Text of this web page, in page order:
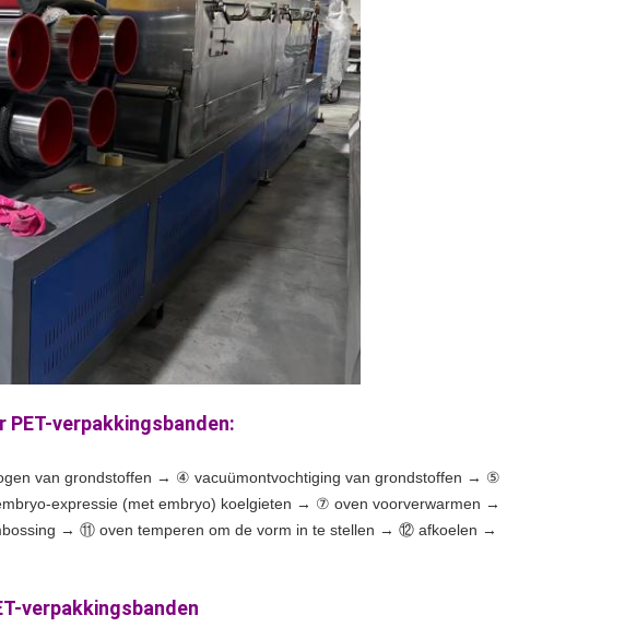
verpakkingsbanden:
van grondstoffen → ④ vacuümontvochtiging van grondstoffen → ⑤
expressie (met embryo) koelgieten → ⑦ oven voorverwarmen →
→ ⑪ oven temperen om de vorm in te stellen → ⑫ afkoelen →
verpakkingsbanden